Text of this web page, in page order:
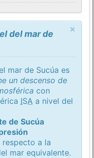
×
del mar de
mar de Sucúa es
un descenso de
con
ISA a nivel del
de Sucúa
respecto a la
mar equivalente.